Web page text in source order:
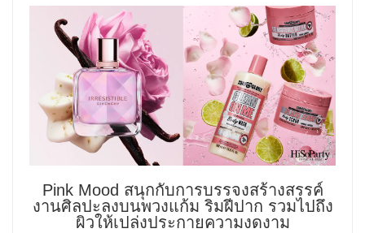
Pink Mood สนุกกับการบรรจงสร้างสรรค์
งานศิลปะลงบนพวงแก้ม ริมฝีปาก รวมไปถึง
ผิวให้เปล่งประกายความงดงาม